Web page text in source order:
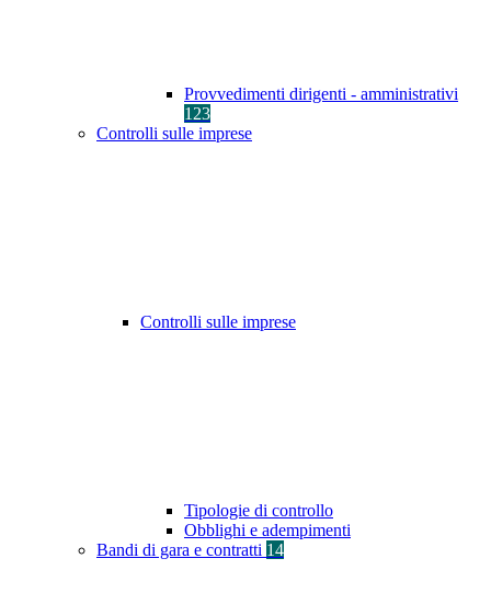
Provvedimenti dirigenti - amministrativi
123
Controlli sulle imprese
Controlli sulle imprese
Tipologie di controllo
Obblighi e adempimenti
Bandi di gara e contratti 14